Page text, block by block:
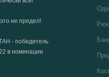
не предел!
- победитель
в номинации